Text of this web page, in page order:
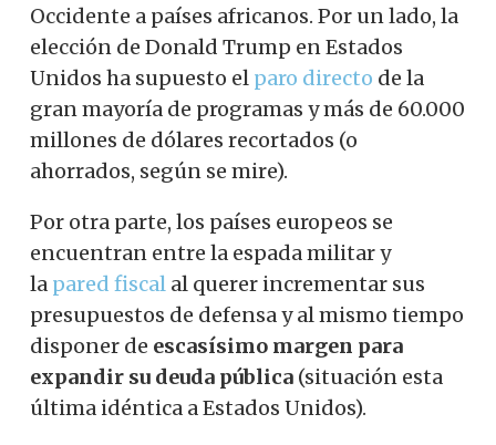
Occidente a países africanos. Por un lado, la
elección de Donald Trump en Estados
Unidos ha supuesto el paro directo de la
gran mayoría de programas y más de 60.000
millones de dólares recortados (o
ahorrados, según se mire).
Por otra parte, los países europeos se
encuentran entre la espada militar y
la pared fiscal al querer incrementar sus
presupuestos de defensa y al mismo tiempo
disponer de escasísimo margen para
expandir su deuda pública (situación esta
última idéntica a Estados Unidos).